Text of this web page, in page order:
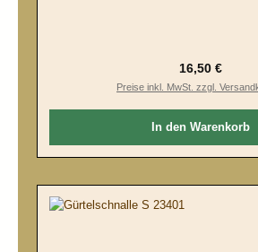
Regulärer
16,50 €
Preise inkl. MwSt. zzgl.
In den Warenkorb